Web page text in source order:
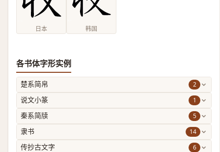
日本 韩国
各书体字形实例
楚系简帛 2
说文小篆 1
秦系简牍 5
隶书 14
传抄古文字 6